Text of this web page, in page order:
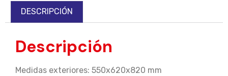
DESCRIPCIÓN
Descripción
Medidas exteriores: 550x620x820 mm